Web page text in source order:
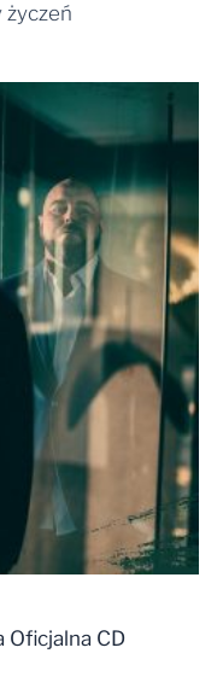
życzeń
Oficjalna CD